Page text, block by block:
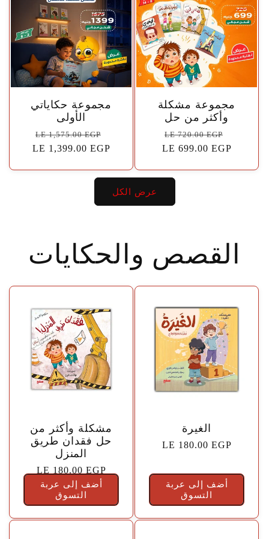
مجموعة حكاياتي
الأولى
السعر
الاعتيادي
LE 1,575.00 EGP
البيعLE 1,399.00 EGP
مجموعة مشكلة
وأكثر من حل
السعر
الاعتيادي
LE 720.00 EGP
البيعLE 699.00 EGP
عرض الكل
القصص والحكايات
🤍
مشكلة وأكثر من
حل فقدان طريق
المنزل
السعر
الاعتيادي
LE 180.00 EGP
أضف إلى عربة
التسوق
الغيرة
السعر
LE 180.00 EGP
أضف إلى عربة
التسوق